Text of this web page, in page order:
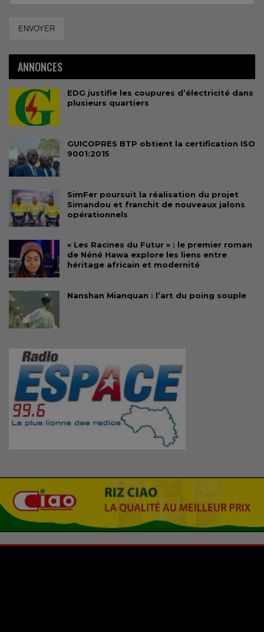
ENVOYER
ANNONCES
EDG justifie les coupures d’électricité dans
plusieurs quartiers
GUICOPRES BTP obtient la certification ISO
9001:2015
SimFer poursuit la réalisation du projet
Simandou et franchit de nouveaux jalons
opérationnels
« Les Racines du Futur » : le premier roman
de Néné Hawa explore les liens entre
héritage africain et modernité
Nanshan Mianquan : l’art du poing souple